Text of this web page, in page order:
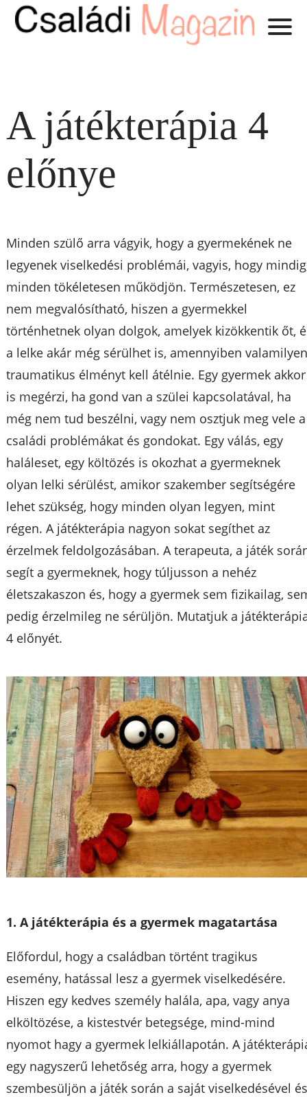
A játékterápia 4
előnye
Minden szülő arra vágyik, hogy a gyermekének ne
legyenek viselkedési problémái, vagyis, hogy
minden tökéletesen működjön. Természetesen, ez
nem megvalósítható, hiszen a gyermekkel
történhetnek olyan dolgok, amelyek kizökkentik őt,
a lelke akár még sérülhet is, amennyiben
traumatikus élményt kell átélnie. Egy gyermek akkor
is megérzi, ha gond van a szülei kapcsolatával, ha
még nem tud beszélni, vagy nem osztjuk meg vele a
családi problémákat és gondokat. Egy válás, egy
haláleset, egy költözés is okozhat a gyermeknek
olyan lelki sérülést, amikor szakember segítségére
lehet szükség, hogy minden olyan legyen, mint
régen. A játékterápia nagyon sokat segíthet az
érzelmek feldolgozásában. A terapeuta, a játék
segít a gyermeknek, hogy túljusson a nehéz
életszakaszon és, hogy a gyermek sem fizikailag,
pedig érzelmileg ne sérüljön. Mutatjuk a
4 előnyét.
1. A játékterápia és a gyermek magatartása
Előfordul, hogy a családban történt tragikus
esemény, hatással lesz a gyermek viselkedésére.
Hiszen egy kedves személy halála, apa, vagy anya
elköltözése, a kistestvér betegsége, mind-mind
nyomot hagy a gyermek lelkiállapotán. A
egy nagyszerű lehetőség arra, hogy a gyermek
szembesüljön a játék során a saját viselkedésével